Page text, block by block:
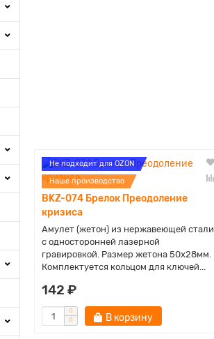
Не подходит для OZON
Наше производство
BKZ-074 Брелок Преодоление
кризиса
Амулет (жетон) из нержавеющей стали
с односторонней лазерной
гравировкой. Размер жетона 50х28мм.
Комплектуется кольцом для ключей...
142 ₽
В корзину